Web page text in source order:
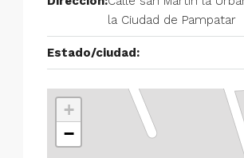
la Ciudad de Pampatar
Estado/ciudad:
+
−
Prados del
Este,
2 2